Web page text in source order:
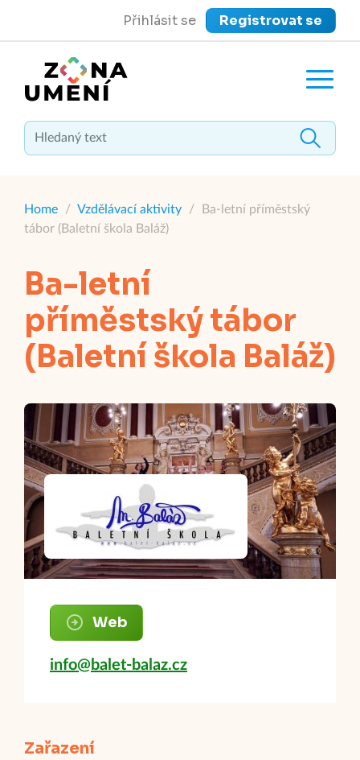
Přihlásit se Registrovat se
Zavřít menu
Home / Vzdělávací aktivity /
Ba-letní příměstský
tábor (Baletní škola Baláž)
Ba-letní
příměstský tábor
(Baletní škola Baláž)
Web
info@balet-balaz.cz
Zařazení